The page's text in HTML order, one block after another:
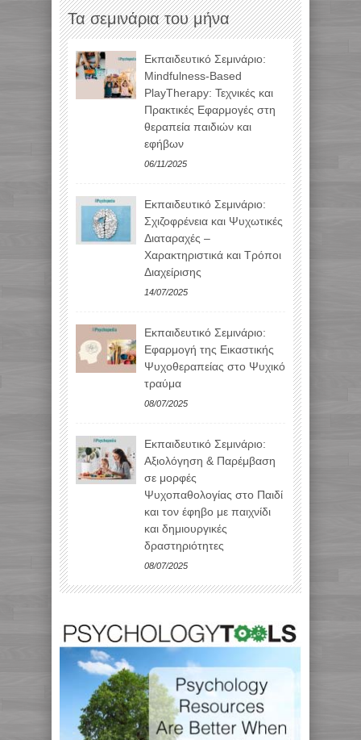
Τα σεμινάρια του μήνα
Εκπαιδευτικό Σεμινάριο:
Mindfulness-Based
PlayTherapy: Τεχνικές και
Πρακτικές Εφαρμογές στη
θεραπεία παιδιών και
εφήβων
06/11/2025
Εκπαιδευτικό Σεμινάριο:
Σχιζοφρένεια και Ψυχωτικές
Διαταραχές –
Χαρακτηριστικά και Τρόποι
Διαχείρισης
14/07/2025
Εκπαιδευτικό Σεμινάριο:
Εφαρμογή της Εικαστικής
Ψυχοθεραπείας στο Ψυχικό
τραύμα
08/07/2025
Εκπαιδευτικό Σεμινάριο:
Αξιολόγηση & Παρέμβαση
σε μορφές
Ψυχοπαθολογίας στο Παιδί
και τον έφηβο με παιχνίδι
και δημιουργικές
δραστηριότητες
08/07/2025